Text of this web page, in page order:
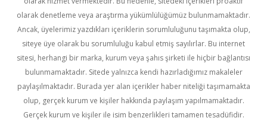
olarak denetleme veya araştırma yükümlülüğümüz bulunmamaktadır.
Ancak, üyelerimiz yazdıkları içeriklerin sorumluluğunu taşımakta olup,
siteye üye olarak bu sorumluluğu kabul etmiş sayılırlar. Bu internet
sitesi, herhangi bir marka, kurum veya şahıs şirketi ile hiçbir bağlantısı
bulunmamaktadır. Sitede yalnızca kendi hazırladığımız makaleler
paylaşılmaktadır. Burada yer alan içerikler haber niteliği taşımamakta
olup, gerçek kurum ve kişiler hakkında paylaşım yapılmamaktadır.
Gerçek kurum ve kişiler ile isim benzerlikleri tamamen tesadüfidir.